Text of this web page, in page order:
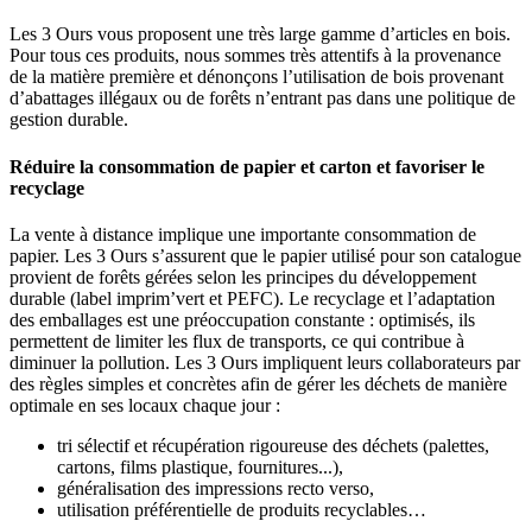
Les 3 Ours vous proposent une très large gamme d’articles en bois.
Pour tous ces produits, nous sommes très attentifs à la provenance
de la matière première et dénonçons l’utilisation de bois provenant
d’abattages illégaux ou de forêts n’entrant pas dans une politique de
gestion durable.
Réduire la consommation de papier et carton et favoriser le
recyclage
La vente à distance implique une importante consommation de
papier. Les 3 Ours s’assurent que le papier utilisé pour son catalogue
provient de forêts gérées selon les principes du développement
durable (label imprim’vert et PEFC). Le recyclage et l’adaptation
des emballages est une préoccupation constante : optimisés, ils
permettent de limiter les flux de transports, ce qui contribue à
diminuer la pollution. Les 3 Ours impliquent leurs collaborateurs par
des règles simples et concrètes afin de gérer les déchets de manière
optimale en ses locaux chaque jour :
tri sélectif et récupération rigoureuse des déchets (palettes,
cartons, films plastique, fournitures...),
généralisation des impressions recto verso,
utilisation préférentielle de produits recyclables…